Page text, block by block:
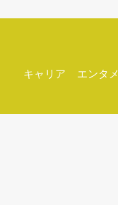
キャリア エンタメ